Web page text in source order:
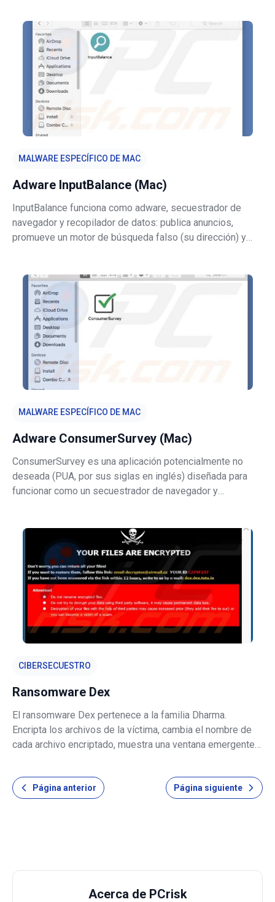
soporte técnico. "Killer's IP
MALWARE ESPECÍFICO DE MAC
Adware InputBalance (Mac)
InputBalance funciona como adware, secuestrador de
navegador y recopilador de datos: publica anuncios,
promueve un motor de búsqueda falso (su dirección) y
sin saberlo. Se sabe que InputBa
MALWARE ESPECÍFICO DE MAC
Adware ConsumerSurvey (Mac)
ConsumerSurvey es una aplicación potencialmente no
deseada (PUA, por sus siglas en inglés) diseñada para
funcionar como un secuestrador de navegador y
motor de búsqueda falso y muestra
CIBERSECUESTRO
Ransomware Dex
El ransomware Dex pertenece a la familia Dharma.
Encripta los archivos de la víctima, cambia el nombre de
cada archivo encriptado, muestra una ventana emergente y
contiene instrucciones sobre cómo contactar a los
desarrolladores de ransomware. D
Página anterior Página siguiente
Acerca de PCrisk